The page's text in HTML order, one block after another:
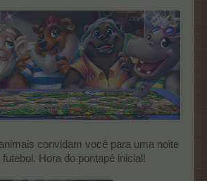
convidam você para uma noite
futebol. Hora do pontapé inicial!